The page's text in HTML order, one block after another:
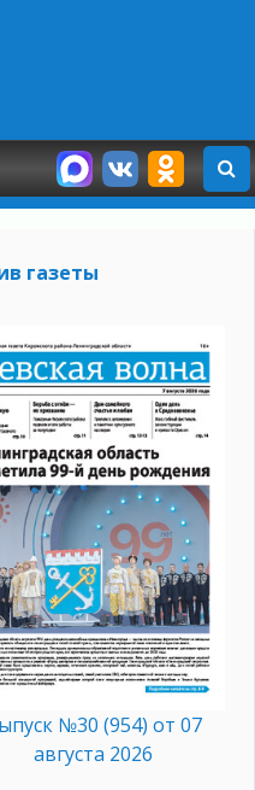
газеты
№30 (954) от 07
августа 2026